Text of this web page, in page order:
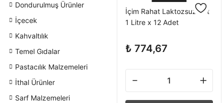
Dondurulmuş Ürünler
İçecek
Kahvaltılık
Temel Gıdalar
Pastacılık Malzemeleri
İthal Ürünler
Sarf Malzemeleri
İçim Rahat Laktozsuz Süt
1 Litre x 12 Adet
₺ 774,67